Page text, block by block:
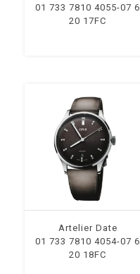
01 733 7810 4055-07 6
20 17FC
Artelier Date
01 733 7810 4054-07 6
20 18FC